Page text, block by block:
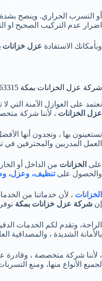
أو التسرب الحراري. وينصح
اضرار عدم التركيب الصحيح او
وبأمكانك الاستفادة عزل خزانات
شركة عزل الخزانات بمكة 0542563315 :
نعتمد على العوازل الآمنة التي
عزل الخزانات ، لأننا شركة
تستعينون بها ، وتجدون أنها
العمل المدربين والمحترفين في
على الخزانات من الداخل أو
والحصول على تنظيف، وعزل،
الخزانات ، لأن خدماتنا من
إن شركة عزل خزانات بمكة
الراحة، وتقدم لكم الخدمات
بالأمانة الشديدة ، والمصداقية
، لأننا شركة متخصصة ، وقادرة
لجميع الأنواع منها، ومنع